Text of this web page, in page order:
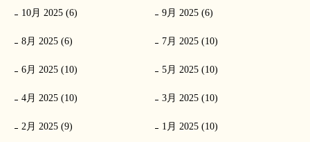
10月 2025 (6) 9月 2025 (6)
8月 2025 (6) 7月 2025 (10)
6月 2025 (10) 5月 2025 (10)
4月 2025 (10) 3月 2025 (10)
2月 2025 (9) 1月 2025 (10)